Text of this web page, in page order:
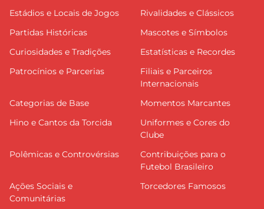
Estádios e Locais de Jogos
Rivalidades e Clássicos
Partidas Históricas
Mascotes e Símbolos
Curiosidades e Tradições
Estatísticas e Recordes
Patrocínios e Parcerias
Filiais e Parceiros
Internacionais
Categorias de Base
Momentos Marcantes
Hino e Cantos da Torcida
Uniformes e Cores do
Clube
Polêmicas e Controvérsias
Contribuições para o
Futebol Brasileiro
Ações Sociais e
Comunitárias
Torcedores Famosos